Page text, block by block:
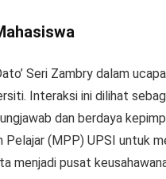
Seri Zambry dalam
Interaksi ini dilihat
dan berdaya
(MPP) UPSI untuk
menjadi pusat